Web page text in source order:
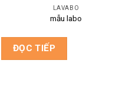
LAVABO
mẫu labo
ĐỌC TIẾP